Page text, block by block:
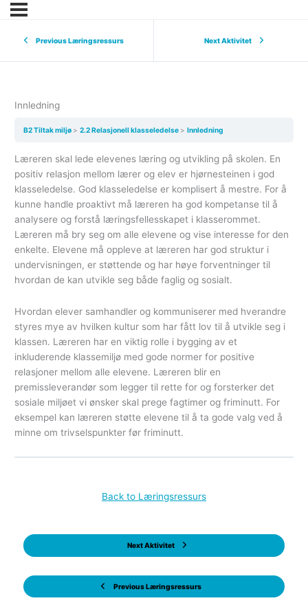
Previous Læringsressurs Next Aktivitet
Innledning
B2 Tiltak miljø 2.2 Relasjonell klasseledelse Innledning
Læreren skal lede elevenes læring og utvikling på skolen. En
positiv relasjon mellom lærer og elev er hjørnesteinen i god
klasseledelse. God klasseledelse er komplisert å mestre. For å
kunne handle proaktivt må læreren ha god kompetanse til å
analysere og forstå læringsfellesskapet i klasserommet.
Læreren må bry seg om alle elevene og vise interesse for den
enkelte. Elevene må oppleve at læreren har god struktur i
undervisningen, er støttende og har høye forventninger til
hvordan de kan utvikle seg både faglig og sosialt.
Hvordan elever samhandler og kommuniserer med hverandre
styres mye av hvilken kultur som har fått lov til å utvikle seg i
klassen. Læreren har en viktig rolle i bygging av et
inkluderende klassemiljø med gode normer for positive
relasjoner mellom alle elevene. Læreren blir en
premissleverandør som legger til rette for og forsterker det
sosiale miljøet vi ønsker skal prege fagtimer og friminutt. For
eksempel kan læreren støtte elevene til å ta gode valg ved å
minne om trivselspunkter før friminutt.
Previous Læringsressurs
Back to Læringsressurs
Next Aktivitet